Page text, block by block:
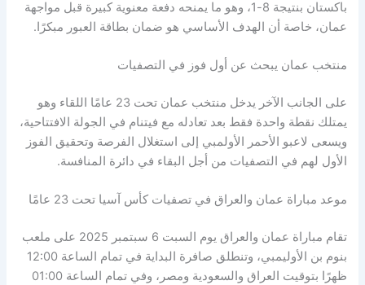
باكستان بنتيجة 8-1، وهو ما يمنحه دفعة معنوية كبيرة قبل مواجهة
عمان، خاصة أن الهدف الأساسي هو ضمان بطاقة العبور مبكرًا.
منتخب عمان يبحث عن أول فوز في التصفيات
على الجانب الآخر يدخل منتخب عمان تحت 23 عامًا اللقاء وهو
يمتلك نقطة واحدة فقط بعد تعادله مع فيتنام في الجولة الافتتاحية،
ويسعى لاعبو الأحمر الأولمبي إلى استغلال الفرصة وتحقيق الفوز
الأول لهم في التصفيات من أجل البقاء في دائرة المنافسة.
موعد مباراة عمان والعراق في تصفيات كأس آسيا تحت 23 عامًا
تقام مباراة عمان والعراق يوم السبت 6 سبتمبر 2025 على ملعب
بنوم بن الأوليمبي، وتنطلق صافرة البداية في تمام الساعة 12:00
ظهرًا بتوقيت العراق والسعودية ومصر، وفي تمام الساعة 01:00